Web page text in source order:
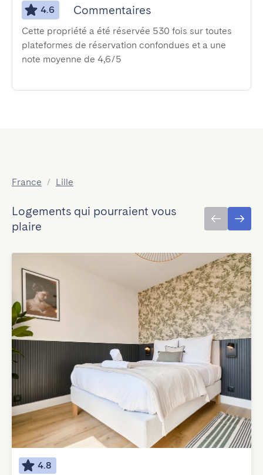
4.6 Commentaires
Cette propriété a été réservée 530 fois sur toutes
plateformes de réservation confondues et a une
note moyenne de 4,6/5
France / Lille
Logements qui pourraient vous
plaire
4.8